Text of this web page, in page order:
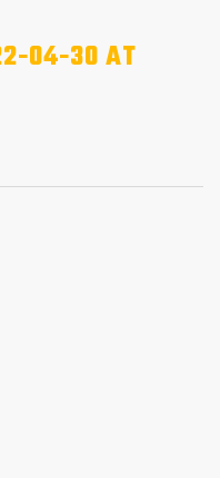
04-30 AT